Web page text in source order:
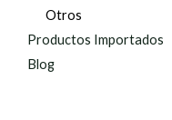
Otros
Productos Importados
Blog